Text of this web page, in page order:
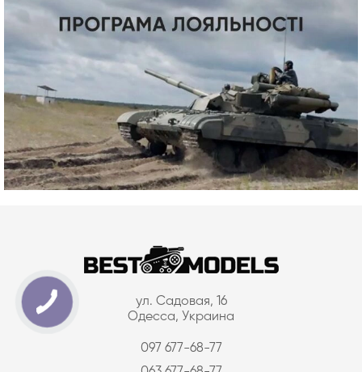
ул. Садовая, 16
Одесса, Украина
097 677-68-77